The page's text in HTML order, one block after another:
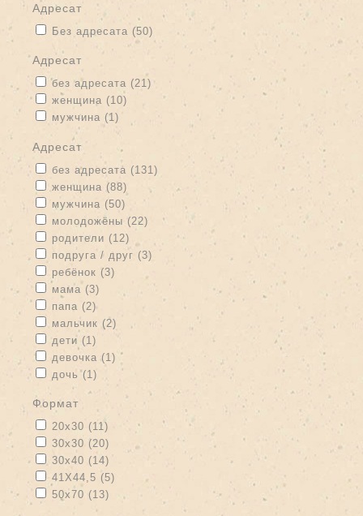
адресат
Apply Без адресата filter
Без адресата (50) Apply Без адресата filter
адресат
Apply без адресата filter
без адресата (21) Apply без адресата filter
Apply женщина filter
женщина (10) Apply женщина filter
Apply мужчина filter
мужчина (1) Apply мужчина filter
адресат
Apply без адресата filter
без адресата (131) Apply без адресата filter
Apply женщина filter
женщина (88)
Apply мужчина filter
мужчина (50)
Apply молодожёны filter
молодожёны (22) Apply молодожёны filter
Apply родители filter
родители (12) Apply родители filter
Apply подруга / друг filter
подруга / друг (3) Apply подруга / друг filter
Apply ребёнок filter
ребёнок (3)
Apply мама filter
мама (3) Apply мама filter
Apply папа filter
папа (2)Apply папа filter
Apply мальчик filter
мальчик (2) Apply мальчик filter
Apply дети filter
дети (1)
Apply девочка filter
девочка (1) Apply девочка filter
Apply дочь filter
дочь (1) Apply дочь filter
формат
Apply 20x30 filter
20x30 (11) Apply 20x30 filter
Apply 30x30 filter
30x30 (20) Apply 30x30 filter
Apply 30x40 filter
30x40 (14) Apply 30x40 filter
Apply 41Х44,5 filter
41Х44,5 (5)
Apply 50x70 filter
50x70 (13)